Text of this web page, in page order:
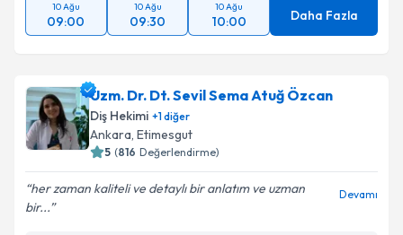
10 Ağu
09:00
10 Ağu
09:30
10 Ağu
10:00 Daha Fazla
Uzm. Dr. Dt. Sevil Sema Atuğ Özcan
Diş Hekimi +1diğer
Ankara, Etimesgut
5 (816 Değerlendirme)
her zaman kaliteli ve detaylı bir anlatım ve uzman
bir...
Devamı